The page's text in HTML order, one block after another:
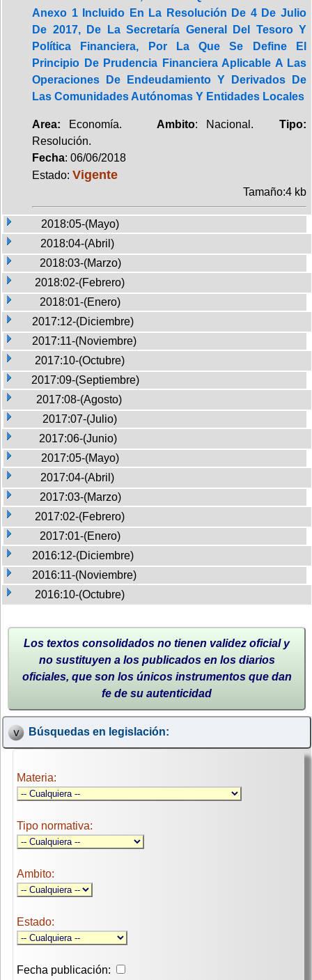
Anexo 1 Incluido En La Resolución De 4 De Julio
De 2017, De La Secretaría General Del Tesoro Y
Política Financiera, Por La Que Se Define El
Principio De Prudencia Financiera Aplicable A Las
Operaciones De Endeudamiento Y Derivados De
Las Comunidades Autónomas Y Entidades Locales
Area: Economía. Ambito: Nacional.Tipo:
Resolución.
Fecha: 06/06/2018
Estado: Vigente
Tamaño:4 kb
2018:05-(Mayo)
2018:04-(Abril)
2018:03-(Marzo)
2018:02-(Febrero)
2018:01-(Enero)
2017:12-(Diciembre)
2017:11-(Noviembre)
2017:10-(Octubre)
2017:09-(Septiembre)
2017:08-(Agosto)
2017:07-(Julio)
2017:06-(Junio)
2017:05-(Mayo)
2017:04-(Abril)
2017:03-(Marzo)
2017:02-(Febrero)
2017:01-(Enero)
2016:12-(Diciembre)
2016:11-(Noviembre)
2016:10-(Octubre)
Los textos consolidados no tienen validez oficial y
no sustituyen a los publicados en los diarios
oficiales, que son los únicos instrumentos que dan
fe de su autenticidad
Búsquedas en legislación:
Materia:
Tipo normativa:
Ambito:
Estado:
Fecha publicación: